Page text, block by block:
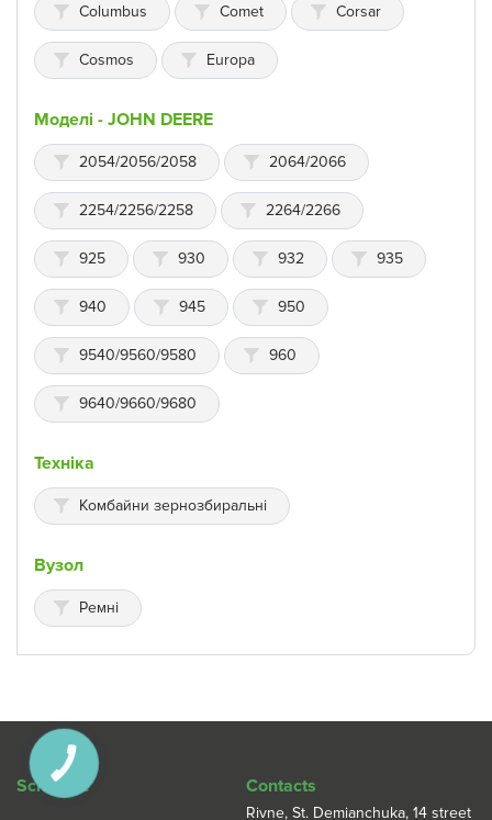
Columbus Comet Corsar
Cosmos Europa
Моделі - JOHN DEERE
2054/2056/2058 2064/2066
2254/2256/2258 2264/2266
925 930 932 935
940 945 950
9540/9560/9580 960
9640/9660/9680
Техніка
Комбайни зернозбиральні
Вузол
Ремні
Schedule Contacts
Rivne, St. Demianchuka, 14 street
КНОПКА
ЗВ'ЯЗКУ